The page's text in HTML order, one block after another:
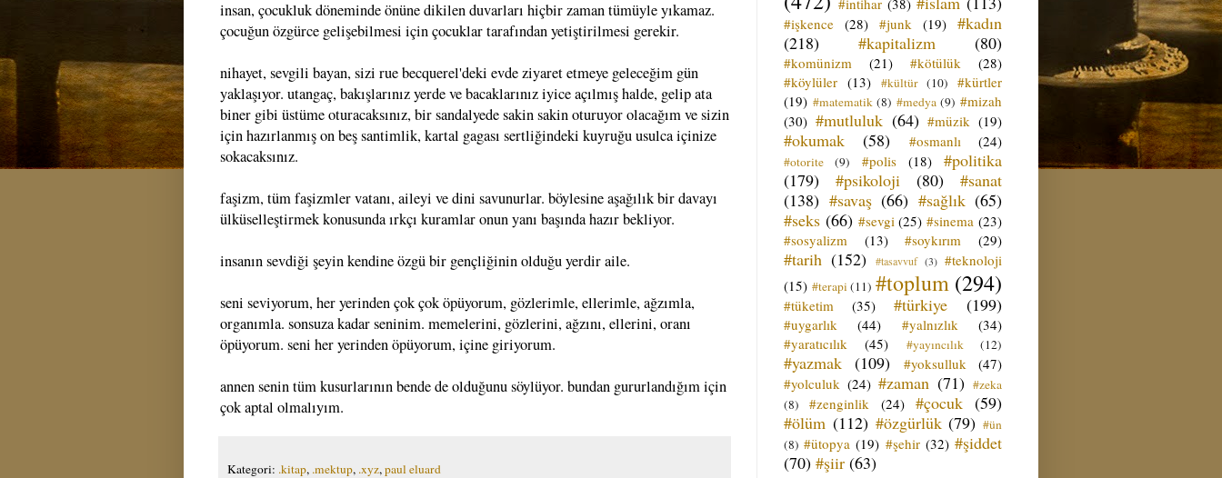
insan, çocukluk döneminde önüne dikilen duvarları hiçbir zaman tümüyle yıkamaz.
çocuğun özgürce gelişebilmesi için çocuklar tarafından yetiştirilmesi gerekir.
nihayet, sevgili bayan, sizi rue becquerel'deki evde ziyaret etmeye geleceğim gün
yaklaşıyor. utangaç, bakışlarınız yerde ve bacaklarınız iyice açılmış halde, gelip ata
biner gibi üstüme oturacaksınız, bir sandalyede sakin sakin oturuyor olacağım ve sizin
için hazırlanmış on beş santimlik, kartal gagası sertliğindeki kuyruğu usulca içinize
sokacaksınız.
faşizm, tüm faşizmler vatanı, aileyi ve dini savunurlar. böylesine aşağılık bir davayı
ülküselleştirmek konusunda ırkçı kuramlar onun yanı başında hazır bekliyor.
insanın sevdiği şeyin kendine özgü bir gençliğinin olduğu yerdir aile.
seni seviyorum, her yerinden çok çok öpüyorum, gözlerimle, ellerimle, ağzımla,
organımla. sonsuza kadar seninim. memelerini, gözlerini, ağzını, ellerini, oranı
öpüyorum. seni her yerinden öpüyorum, içine giriyorum.
annen senin tüm kusurlarının bende de olduğunu söylüyor. bundan gururlandığım için
çok aptal olmalıyım.
Kategori: .kitap, .mektup, .xyz,paul eluard
#işkence (28) #junk (19) #kadın
(218)
#kapitalizm (80)
#komünizm (21) #kötülük
(28)
#köylüler (13) #kültür (10)
#kürtler
(19) #matematik (8) #medya (9) #mizah
(30) #mutluluk (64) #müzik (19)
#okumak (58) #osmanlı (24)
#otorite (9) #polis (18)
#politika
(179)
#psikoloji (80)
#sanat
(138) #savaş (66) #sağlık (65)
#seks (66) #sevgi (25) #sinema (23)
#sosyalizm
(13) #soykırım (29)
#tarih (152) #tasavvuf (3) #teknoloji
(15) #terapi (11) #toplum (294)
#tüketim (35) #türkiye (199)
#uygarlık (44) #yalnızlık
(34)
#yaratıcılık
(45) #yayıncılık (12)
#yazmak (109) #yoksulluk
(47)
#yolculuk (24) #zaman (71) #zeka
(8)
#zenginlik (24) #çocuk (59)
#ölüm (112) #özgürlük (79) #ün
(8) #ütopya (19) #şehir (32) #şiddet
(70) #şiir (63)